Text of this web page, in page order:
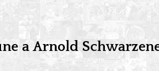
a Arnold